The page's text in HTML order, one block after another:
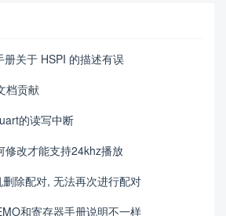
册关于 HSPI 的描述有误
档贡献
的读写中断
修改才能支持24khz播放
除配对, 无法再次进行配对
和寄存器手册说明不一样